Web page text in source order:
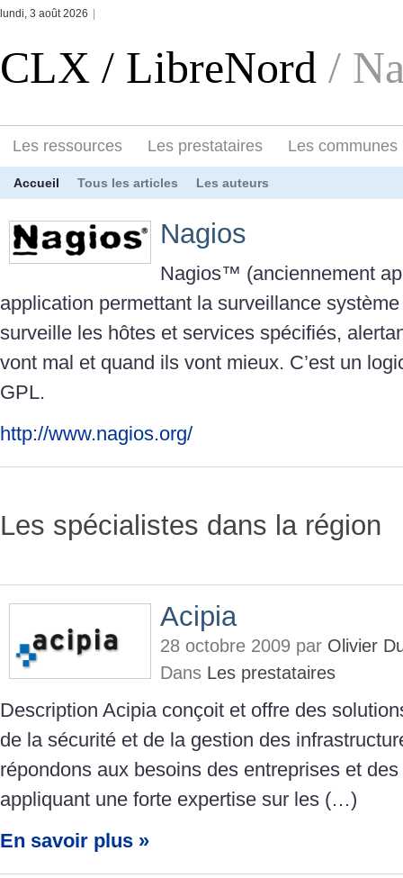
lundi, 3 août 2026
CLX / LibreNord /
Les ressources Les prestataires Les communes
Accueil Tous les articles Les auteurs
Nagios
Nagios™ (anciennement
application permettant la surveillance
surveille les hôtes et services spécifiés,
vont mal et quand ils vont mieux. C’est un
GPL.
http://www.nagios.org/
Les spécialistes dans la région
Acipia
28 octobre 2009 par Olivier
Dans Les prestataires
Description Acipia conçoit et offre des
de la sécurité et de la gestion des
répondons aux besoins des entreprises et
appliquant une forte expertise sur les (…)
En savoir plus »